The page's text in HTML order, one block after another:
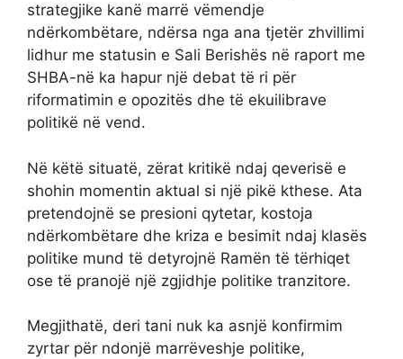
strategjike kanë marrë vëmendje
ndërkombëtare, ndërsa nga ana tjetër zhvillimi
lidhur me statusin e Sali Berishës në raport me
SHBA-në ka hapur një debat të ri për
riformatimin e opozitës dhe të ekuilibrave
politikë në vend.
Në këtë situatë, zërat kritikë ndaj qeverisë e
shohin momentin aktual si një pikë kthese. Ata
pretendojnë se presioni qytetar, kostoja
ndërkombëtare dhe kriza e besimit ndaj klasës
politike mund të detyrojnë Ramën të tërhiqet
ose të pranojë një zgjidhje politike tranzitore.
Megjithatë, deri tani nuk ka asnjë konfirmim
zyrtar për ndonjë marrëveshje politike,